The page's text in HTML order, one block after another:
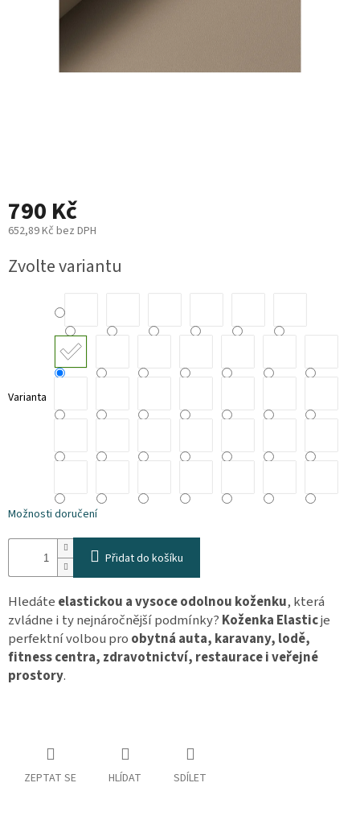
Dárkové
Kontakty
osobních
Obchodní
reklamace
program
Moje
Přihlášení
790 Kč
652,89 Kč bez DPH
cena:
Zvolte variantu
Varianta
Možnosti doručení
Přidat do košíku
Hledáte elastickou a vysoce odolnou koženku, která
zvládne i ty nejnáročnější podmínky? Koženka Elasticje
perfektní volbou pro obytná auta, karavany, lodě,
fitness centra, zdravotnictví, restaurace i veřejné
prostory.
ZEPTAT SE HLÍDAT SDÍLET